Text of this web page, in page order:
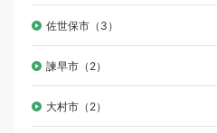
佐世保市（3）
諫早市（2）
大村市（2）